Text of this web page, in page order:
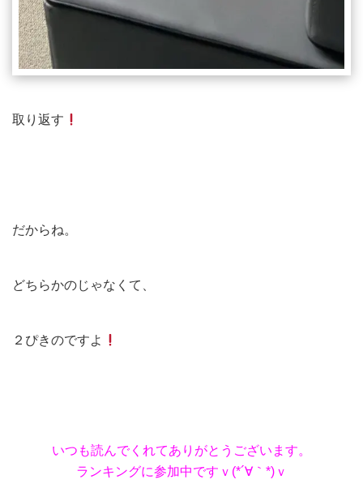
取り返す
だからね。
どちらかのじゃなくて、
２ぴきのですよ
いつも読んでくれてありがとうございます。
ランキングに参加中ですｖ(*´∀｀*)ｖ